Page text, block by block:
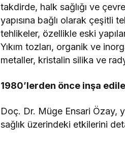
takdirde, halk sağlığı ve
yapısına bağlı olarak çeşitli
tehlikeler, özellikle eski
Yıkım tozları, organik ve
metaller, kristalin silika ve
1980’lerden önce inşa
Doç. Dr. Müge Ensari Özay,
sağlık üzerindeki etkilerini